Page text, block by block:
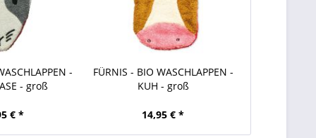
-
- groß
€ *
FÜRNIS - BIO WASCHLAPPEN -
KUH - groß
14,95 € *